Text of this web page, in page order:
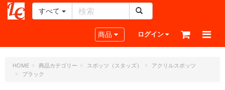
ー
ラ
フ
すべて
Toggle navigation
商品 ログイン
HOME 商品カテゴリー スポッツ（スタッズ）
アクリルスポッツ
ブラック